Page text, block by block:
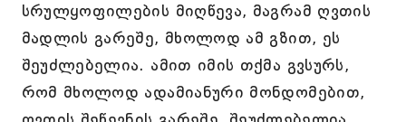
სრულყოფილების მიღწევა, მაგრამ ღვთის
მადლის გარეშე, მხოლოდ ამ გზით, ეს
შეუძლებელია. ამით იმის თქმა გვსურს,
რომ მხოლოდ ადამიანური მონდომებით,